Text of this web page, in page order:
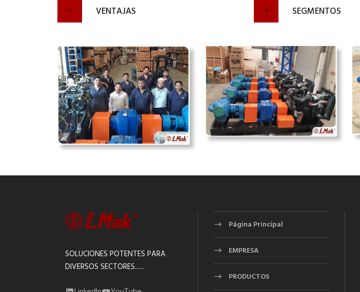
VENTAJAS SEGMENTOS
SOLUCIONES POTENTES PARA
DIVERSOS SECTORES......
Página Principal
EMPRESA
PRODUCTOS